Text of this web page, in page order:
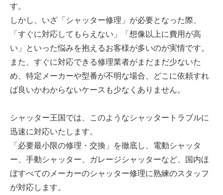
す。
しかし、いざ「シャッター修理」が必要となった際、
「すぐに対応してもらえない」「想像以上に費用が高
い」といった悩みを抱えるお客様が多いのが実情です。
また、すぐに対応できる修理業者がまだまだ少ないた
め、特定メーカーや型番が不明な場合、どこに依頼すれ
ば良いかわからないケースも少なくありません。
シャッター王国では、このようなシャッタートラブルに
迅速に対応いたします。
「必要最小限の修理・交換」を徹底し、電動シャッタ
ー、手動シャッター、ガレージシャッターなど、国内ほ
ぼすべてのメーカーのシャッター修理に熟練のスタッフ
が対応します。